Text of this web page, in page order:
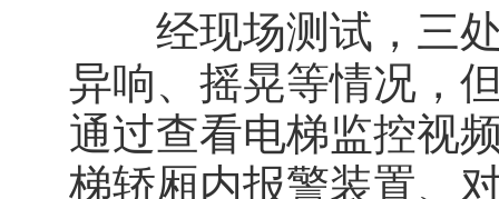
经现场测试，三处
异响、摇晃等情况，
通过查看电梯监控视
梯轿厢内报警装置、